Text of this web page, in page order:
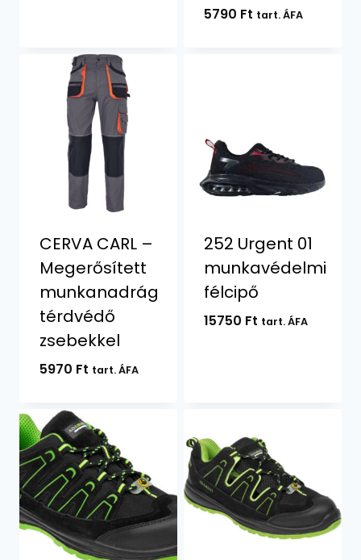
5790 Ft tart. ÁFA
CERVA CARL –
Megerősített
munkanadrág
térdvédő
zsebekkel
5970 Ft tart. ÁFA
252 Urgent 01
munkavédelmi
félcipő
15750 Ft tart. ÁFA